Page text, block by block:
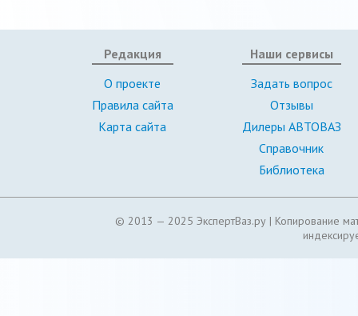
Редакция
О проекте
Правила сайта
Карта сайта
Наши сервисы
Задать вопрос
Отзывы
Дилеры АВТОВАЗ
Справочник
Библиотека
© 2013 — 2025 ЭкспертВаз.ру | Копирование